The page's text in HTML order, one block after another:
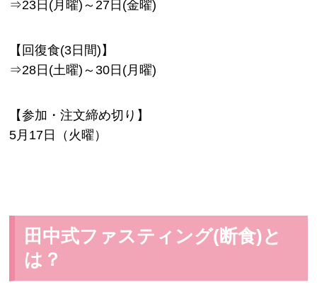
⇒23日(月曜)～27日(金曜)
【回復食(3日間)】
⇒28日(土曜)～30日(月曜)
【参加・注文締め切り】
5月17日（火曜）
田中式ファスティング(断食)と
は？